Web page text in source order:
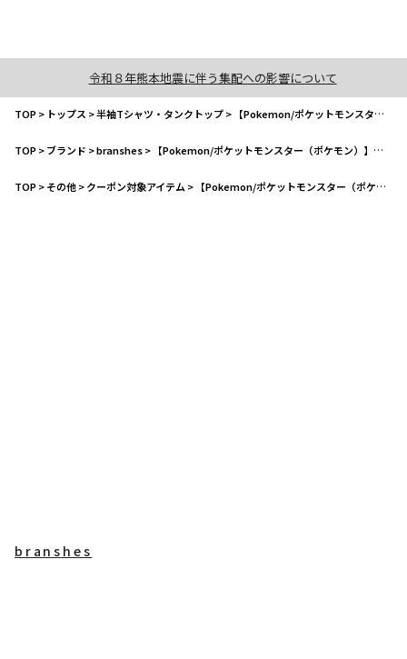
令和８年熊本地震に伴う集配への影響について
TOP> トップス >半袖Tシャツ・タンクトップ> 【Pokemon/ポケットモンスター（ポケモン）】半袖Tシャツ
TOP>ブランド >branshes> 【Pokemon/ポケットモンスター（ポケモン）】半袖Tシャツ
TOP>その他>クーポン対象アイテム > 【Pokemon/ポケットモンスター（ポケモン）】半袖Tシャツ
branshes